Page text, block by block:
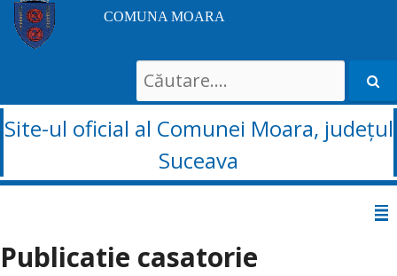
COMUNA MOARA
Search
for:
Site-ul oficial al Comunei Moara, județul
Suceava
conținut
Publicatie casatorie